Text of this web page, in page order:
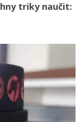
triky naučit: